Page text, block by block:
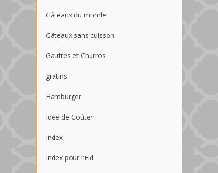
Gâteaux du monde
Gâteaux sans cuisson
Gaufres et Churros
gratins
Hamburger
Idée de Goûter
Index
Index pour l'Eid